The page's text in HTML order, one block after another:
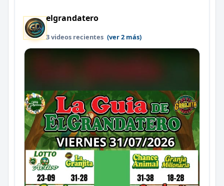
elgrandatero
3 videos recientes (ver 2 más)